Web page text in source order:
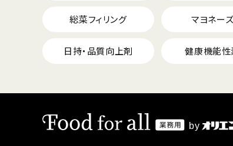
総菜フィリング マヨネー
日持・品質向上剤 健康機能性